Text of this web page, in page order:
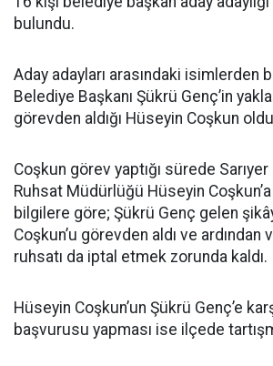
bulundu.
Aday adayları arasındaki isimlerden
Belediye Başkanı Şükrü Genç’in
görevden aldığı Hüseyin Coşkun
Coşkun görev yaptığı sürede
Ruhsat Müdürlüğü Hüseyin Coşkun’a
bilgilere göre; Şükrü Genç gelen
Coşkun’u görevden aldı ve
ruhsatı da iptal etmek zorunda kaldı.
Hüseyin Coşkun’un Şükrü Genç’e
başvurusu yapması ise ilçede